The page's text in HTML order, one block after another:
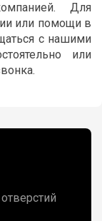
Для
или помощи в
с нашими
или